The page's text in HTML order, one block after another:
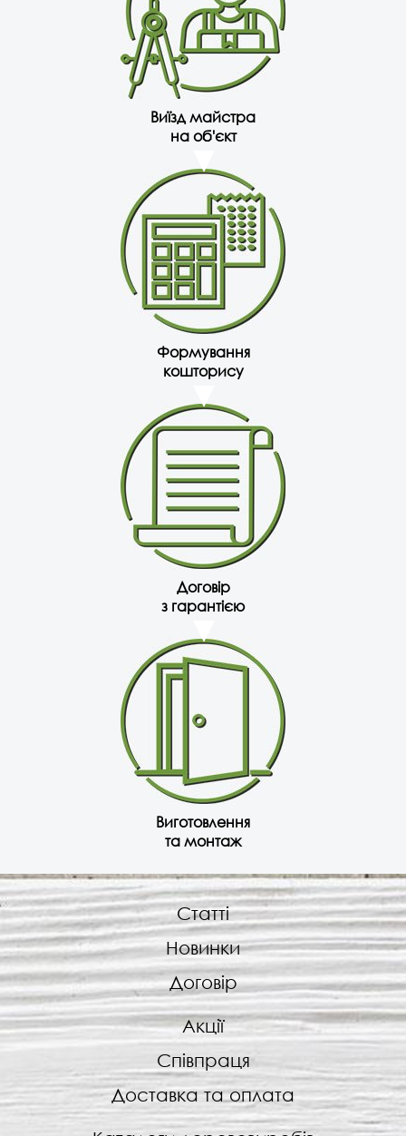
Виїзд майстра
на об'єкт
Формування
кошторису
Договір
з гарантією
Виготовлення
та монтаж
Статті
Новинки
Договір
Акції
Співпраця
Доставка та оплата